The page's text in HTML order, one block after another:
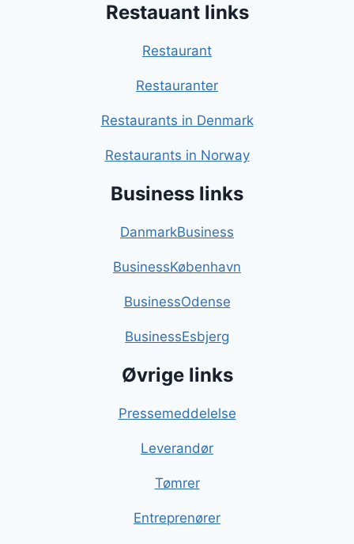
Restauant links
Restaurant
Restauranter
Restaurants in Denmark
Restaurants in Norway
Business links
DanmarkBusiness
BusinessKøbenhavn
BusinessOdense
BusinessEsbjerg
Øvrige links
Pressemeddelelse
Leverandør
Tømrer
Entreprenører